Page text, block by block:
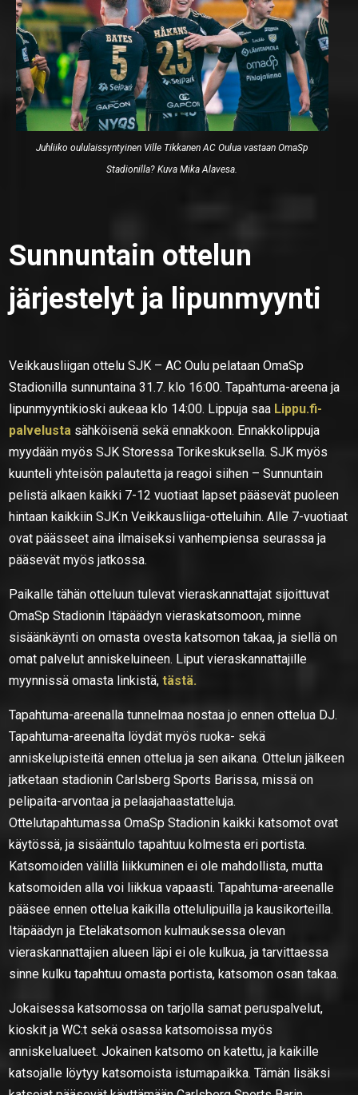
Juhliiko oululaissyntyinen Ville Tikkanen AC Oulua vastaan OmaSp
Stadionilla? Kuva Mika Alavesa.
Sunnuntain ottelun
järjestelyt ja lipunmyynti
Veikkausliigan ottelu SJK – AC Oulu pelataan OmaSp
Stadionilla sunnuntaina 31.7. klo 16:00. Tapahtuma-areena ja
lipunmyyntikioski aukeaa klo 14:00. Lippuja saa Lippu.fi-
palvelusta sähköisenä sekä ennakkoon. Ennakkolippuja
myydään myös SJK Storessa Torikeskuksella. SJK myös
kuunteli yhteisön palautetta ja reagoi siihen – Sunnuntain
pelistä alkaen kaikki 7-12 vuotiaat lapset pääsevät puoleen
hintaan kaikkiin SJK:n Veikkausliiga-otteluihin. Alle 7-vuotiaat
ovat päässeet aina ilmaiseksi vanhempiensa seurassa ja
pääsevät myös jatkossa.
Paikalle tähän otteluun tulevat vieraskannattajat sijoittuvat
OmaSp Stadionin Itäpäädyn vieraskatsomoon, minne
sisäänkäynti on omasta ovesta katsomon takaa, ja siellä on
omat palvelut anniskeluineen. Liput vieraskannattajille
myynnissä omasta linkistä,tästä.
Tapahtuma-areenalla tunnelmaa nostaa jo ennen ottelua DJ.
Tapahtuma-areenalta löydät myös ruoka- sekä
anniskelupisteitä ennen ottelua ja sen aikana. Ottelun jälkeen
jatketaan stadionin Carlsberg Sports Barissa, missä on
pelipaita-arvontaa ja pelaajahaastatteluja.
Ottelutapahtumassa OmaSp Stadionin kaikki katsomot ovat
käytössä, ja sisääntulo tapahtuu kolmesta eri portista.
Katsomoiden välillä liikkuminen ei ole mahdollista, mutta
katsomoiden alla voi liikkua vapaasti. Tapahtuma-areenalle
pääsee ennen ottelua kaikilla ottelulipuilla ja kausikorteilla.
Itäpäädyn ja Eteläkatsomon kulmauksessa olevan
vieraskannattajien alueen läpi ei ole kulkua, ja tarvittaessa
sinne kulku tapahtuu omasta portista, katsomon osan takaa.
Jokaisessa katsomossa on tarjolla samat peruspalvelut,
kioskit ja WC:t sekä osassa katsomoissa myös
anniskelualueet. Jokainen katsomo on katettu, ja kaikille
katsojalle löytyy katsomoista istumapaikka. Tämän lisäksi